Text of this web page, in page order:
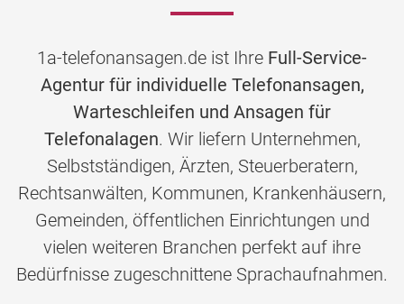
1a-telefonansagen.de ist Ihre Full-Service-
Agentur für individuelle Telefonansagen,
Warteschleifen und Ansagen für
Telefonalagen. Wir liefern Unternehmen,
Selbstständigen, Ärzten, Steuerberatern,
Rechtsanwälten, Kommunen, Krankenhäusern,
Gemeinden, öffentlichen Einrichtungen und
vielen weiteren Branchen perfekt auf ihre
Bedürfnisse zugeschnittene Sprachaufnahmen.